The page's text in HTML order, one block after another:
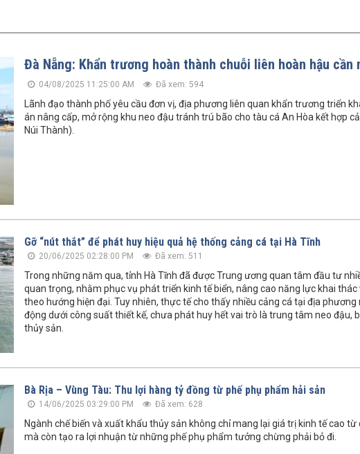
Đà Nẵng: Khẩn trương hoàn thành chuỗi liên hoàn hậu cần
04/08/2025 11:25:00 AM Đã xem: 594
Lãnh đạo thành phố yêu cầu đơn vị, địa phương liên quan khẩn trương triển
án nâng cấp, mở rộng khu neo đậu tránh trú bão cho tàu cá An Hòa kết hợp
Núi Thành).
Gỡ “nút thắt” để phát huy hiệu quả hệ thống cảng cá tại Hà Tĩnh
20/06/2025 02:28:00 PM Đã xem: 511
Trong những năm qua, tỉnh Hà Tĩnh đã được Trung ương quan tâm đầu tư
quan trọng, nhằm phục vụ phát triển kinh tế biển, nâng cao năng lực khai thác
theo hướng hiện đại. Tuy nhiên, thực tế cho thấy nhiều cảng cá tại địa
động dưới công suất thiết kế, chưa phát huy hết vai trò là trung tâm neo đậu,
thủy sản.
Bà Rịa – Vùng Tàu: Thu lợi hàng tỷ đồng từ phế phụ phẩm hải sản
14/06/2025 03:29:00 PM Đã xem: 628
Ngành chế biến và xuất khẩu thủy sản không chỉ mang lại giá trị kinh tế cao
mà còn tạo ra lợi nhuận từ những phế phụ phẩm tưởng chừng phải bỏ đi.